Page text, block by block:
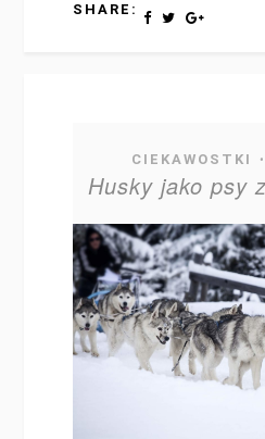
SHARE:
CIEKAWOSTKI •
Husky jako psy